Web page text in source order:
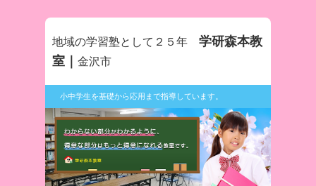
地域の学習塾として２５年 学研森本教
室｜ 金沢市
小中学生を基礎から応用まで指導しています。